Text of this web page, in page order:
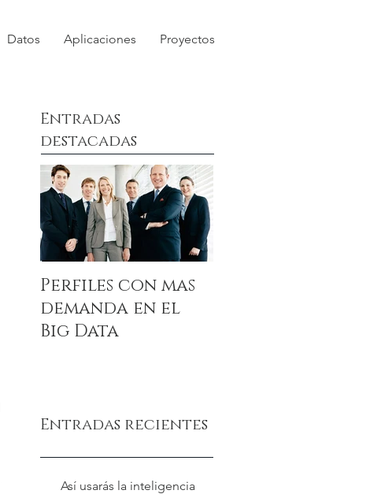
Datos Aplicaciones Proyectos
Entradas
destacadas
Perfiles con mas
demanda en el
Big Data
Entradas recientes
Así usarás la inteligencia